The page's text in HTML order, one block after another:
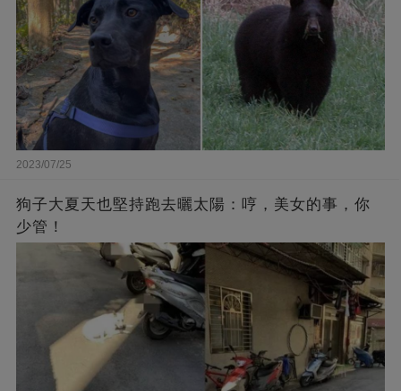
2023/07/25
狗子大夏天也堅持跑去曬太陽：哼，美女的事，你
少管！